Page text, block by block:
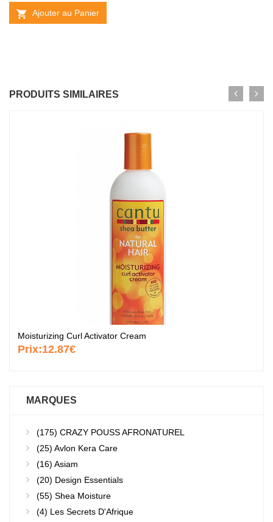
Ajouter au Panier
PRODUITS SIMILAIRES
Moisturizing Curl Activator Cream
Prix:12.87€
MARQUES
(175) CRAZY POUSS AFRONATUREL
(25) Avlon Kera Care
(16) Asiam
(20) Design Essentials
(55) Shea Moisture
(4) Les Secrets D'Afrique